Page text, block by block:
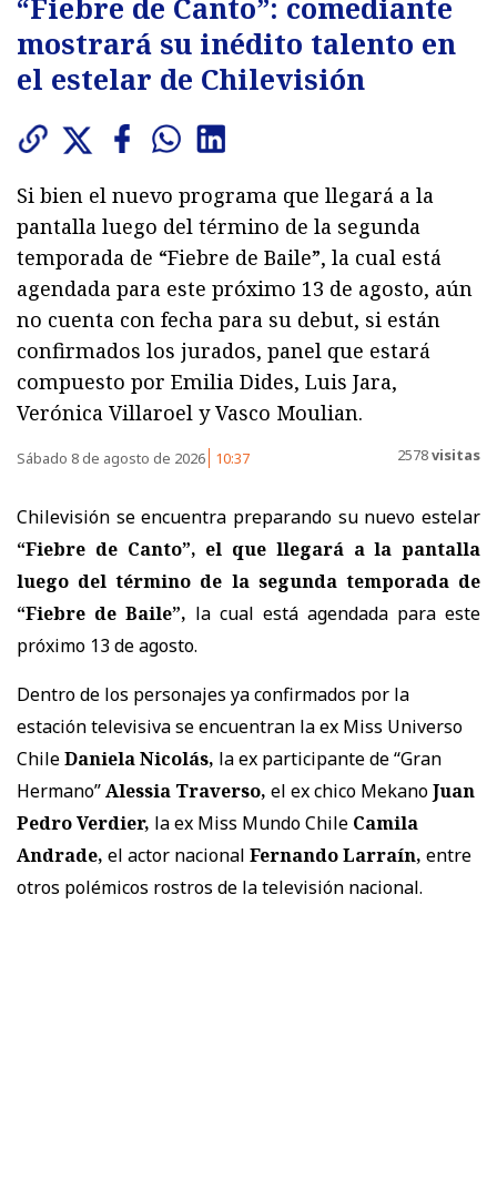
“Fiebre de Canto”: comediante
mostrará su inédito talento en
el estelar de Chilevisión
Si bien el nuevo programa que llegará a la
pantalla luego del término de la segunda
temporada de “Fiebre de Baile”, la cual está
agendada para este próximo 13 de agosto, aún
no cuenta con fecha para su debut, si están
confirmados los jurados, panel que estará
compuesto por Emilia Dides, Luis Jara,
Verónica Villaroel y Vasco Moulian.
Sábado 8 de agosto de 2026 10:37 2578visitas
Chilevisión se encuentra preparando su nuevo estelar
“Fiebre de Canto”, el que llegará a la pantalla
luego del término de la segunda temporada de
“Fiebre de Baile”, la cual está agendada para este
próximo 13 de agosto.
Dentro de los personajes ya confirmados por la
estación televisiva se encuentran la ex Miss Universo
ChileDaniela Nicolás, la ex participante de “Gran
Hermano”Alessia Traverso, el ex chico MekanoJuan
Pedro Verdier, la ex Miss Mundo Chile Camila
Andrade, el actor nacional Fernando Larraín, entre
otros polémicos rostros de la televisión nacional.